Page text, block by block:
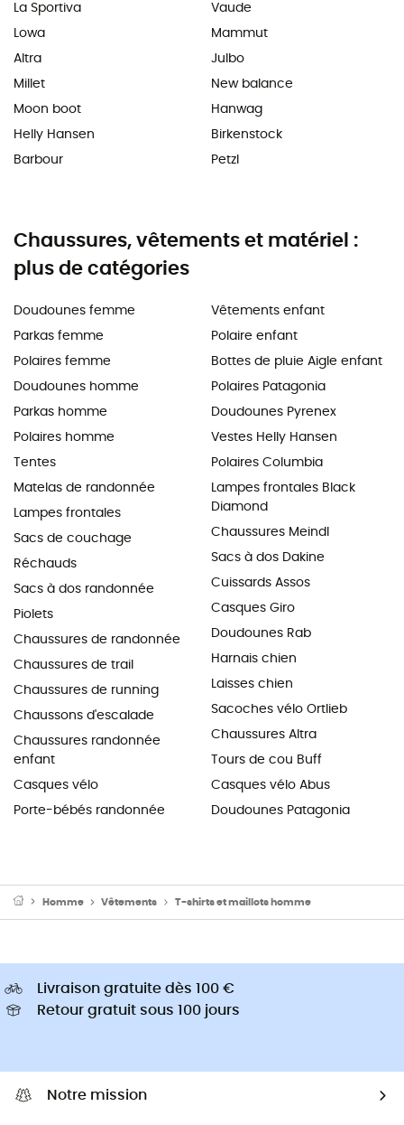
La Sportiva
Lowa
Altra
Millet
Moon boot
Helly Hansen
Barbour
Vaude
Mammut
Julbo
New balance
Hanwag
Birkenstock
Petzl
Chaussures, vêtements et matériel :
plus de catégories
Doudounes femme
Parkas femme
Polaires femme
Doudounes homme
Parkas homme
Polaires homme
Tentes
Matelas de randonnée
Lampes frontales
Sacs de couchage
Réchauds
Sacs à dos randonnée
Piolets
Chaussures de randonnée
Chaussures de trail
Chaussures de running
Chaussons d'escalade
Chaussures randonnée
enfant
Casques vélo
Porte-bébés randonnée
Vêtements enfant
Polaire enfant
Bottes de pluie Aigle enfant
Polaires Patagonia
Doudounes Pyrenex
Vestes Helly Hansen
Polaires Columbia
Lampes frontales Black
Diamond
Chaussures Meindl
Sacs à dos Dakine
Cuissards Assos
Casques Giro
Doudounes Rab
Harnais chien
Laisses chien
Sacoches vélo Ortlieb
Chaussures Altra
Tours de cou Buff
Casques vélo Abus
Doudounes Patagonia
Homme Vêtements T-shirts et maillots homme
Livraison gratuite dès 100 €
Retour gratuit sous 100 jours
Notre mission